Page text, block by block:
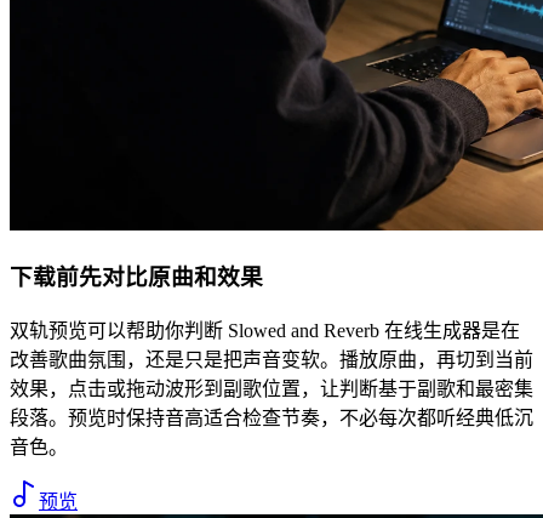
下载前先对比原曲和效果
双轨预览可以帮助你判断 Slowed and Reverb 在线生成器是在
改善歌曲氛围，还是只是把声音变软。播放原曲，再切到当前
效果，点击或拖动波形到副歌位置，让判断基于副歌和最密集
段落。预览时保持音高适合检查节奏，不必每次都听经典低沉
音色。
预览